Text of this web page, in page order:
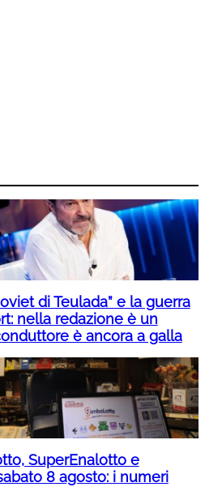
di Teulada” e la guerra
nella redazione è un
è ancora a galla
SuperEnalotto e
8 agosto: i numeri